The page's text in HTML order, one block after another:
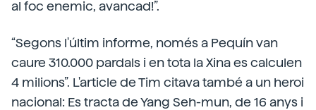
al foc enemic, avancad!”.
“Segons l'últim informe, només a Pequín van
caure 310.000 pardals i en tota la Xina es calculen
4 milions”. L'article de Tim citava també a un heroi
nacional: Es tracta de Yang Seh-mun, de 16 anys i